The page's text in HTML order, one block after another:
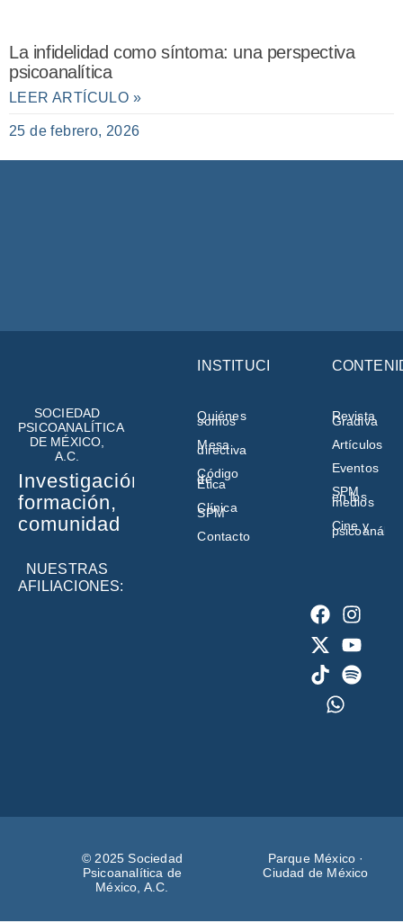
La infidelidad como síntoma: una perspectiva
psicoanalítica
LEER ARTÍCULO »
25 de febrero, 2026
SOCIEDAD
PSICOANALÍTICA
DE MÉXICO,
A.C.
Investigación,
formación,
comunidad
NUESTRAS
AFILIACIONES:
INSTITUCIÓN
Quiénes
somos
Mesa
directiva
Código
de
Ética
Clínica
SPM
Contacto
Revista
Gradiva
Artículos
Eventos
SPM
en los
medios
Cine y
© 2025 Sociedad
Psicoanalítica de
México, A.C.
Parque México ·
Ciudad de México